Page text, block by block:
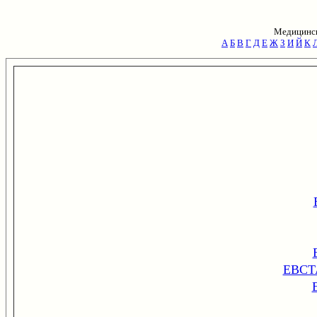
А Б В Г Д Е Ж З И Й К